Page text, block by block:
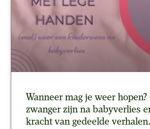
Wanneer mag je weer hopen?
zwanger zijn na babyverlies
kracht van gedeelde verhalen.